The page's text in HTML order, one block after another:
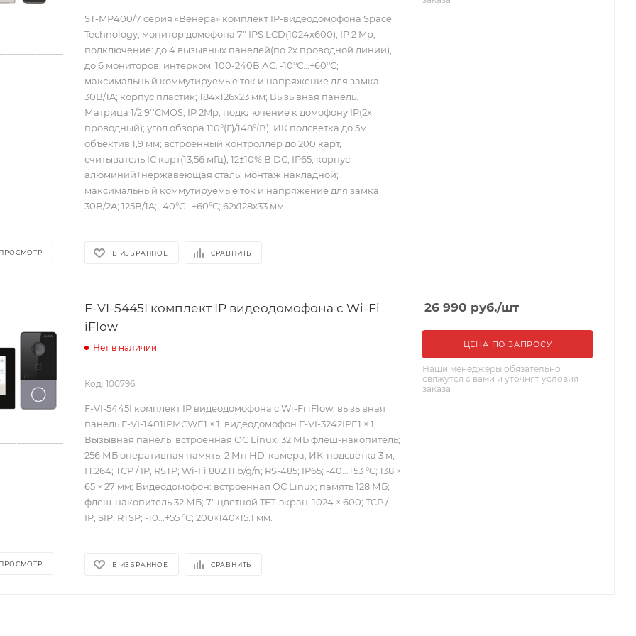
ST-MР400/7 серия «Венера» комплект IP-видеодомофона Space
Technology; монитор домофона 7" IPS LCD(1024х600); IP 2 Mp;
подключение: до 4 вызывных панелей(по 2х проводной линии),
до 6 мониторов; интерком. 100-240В АС. -10°С...+60°С;
максимальный коммутируемые ток и напряжение для замка
30В/1A; корпус пластик; 184х126х23 мм; Вызывная панель.
Матрица 1/2.9''CMOS; IP 2Mp; подключение к домофону IP(2х
проводный); угол обзора 110°(Г)/148°(В); ИК подсветка до 5м;
объектив 1,9 мм; встроенный контроллер до 200 карт,
считыватель IC карт(13,56 мГц); 12±10% В DС; IP65; корпус
алюминий+нержавеющая сталь; монтаж накладной;
максимальный коммутируемые ток и напряжение для замка
30В/2A; 125В/1A; -40°С...+60°С; 62х128х33 мм.
В ИЗБРАННОЕ СРАВНИТЬ
F-VI-5445I комплект IP видеодомофона с Wi-Fi
iFlow
Нет в наличии
Код: 100796
F-VI-5445I комплект IP видеодомофона с Wi-Fi iFlow; вызывная
панель F-VI-1401IPMCWE1 × 1, видеодомофон F-VI-3242IPE1 × 1;
Вызывная панель: встроенная ОС Linux; 32 МБ флеш-накопитель;
256 МБ оперативная память; 2 Мп HD-камера; ИК-подсветка 3 м;
H.264; TCP / IP, RSTP; Wi-Fi 802.11 b/g/n; RS-485; IP65; -40...+53 °C; 138 ×
65 × 27 мм; Видеодомофон: встроенная ОС Linux; память 128 МБ;
флеш-накопитель 32 МБ; 7″ цветной TFT-экран; 1024 × 600; TCP /
IP, SIP, RTSP; -10...+55 °C; 200×140×15.1 мм.
В ИЗБРАННОЕ СРАВНИТЬ
26 990 руб./шт
ЦЕНА ПО ЗАПРОСУ
Наши менеджеры обязательно
свяжутся с вами и уточнят условия
заказа